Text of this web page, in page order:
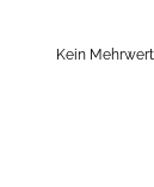
Kein